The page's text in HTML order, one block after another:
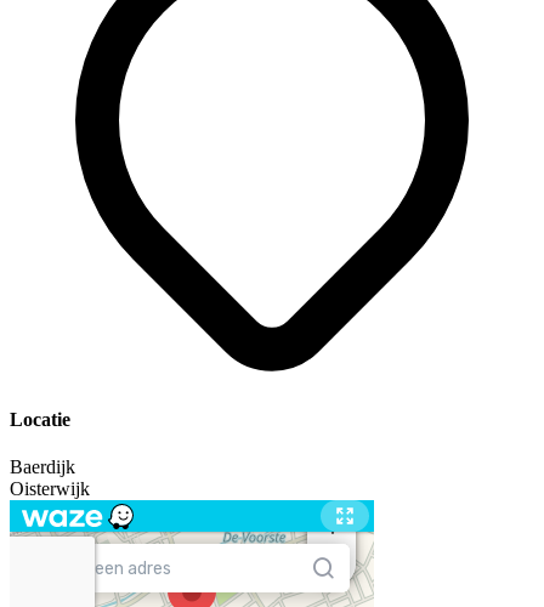
Locatie
Baerdijk
Oisterwijk